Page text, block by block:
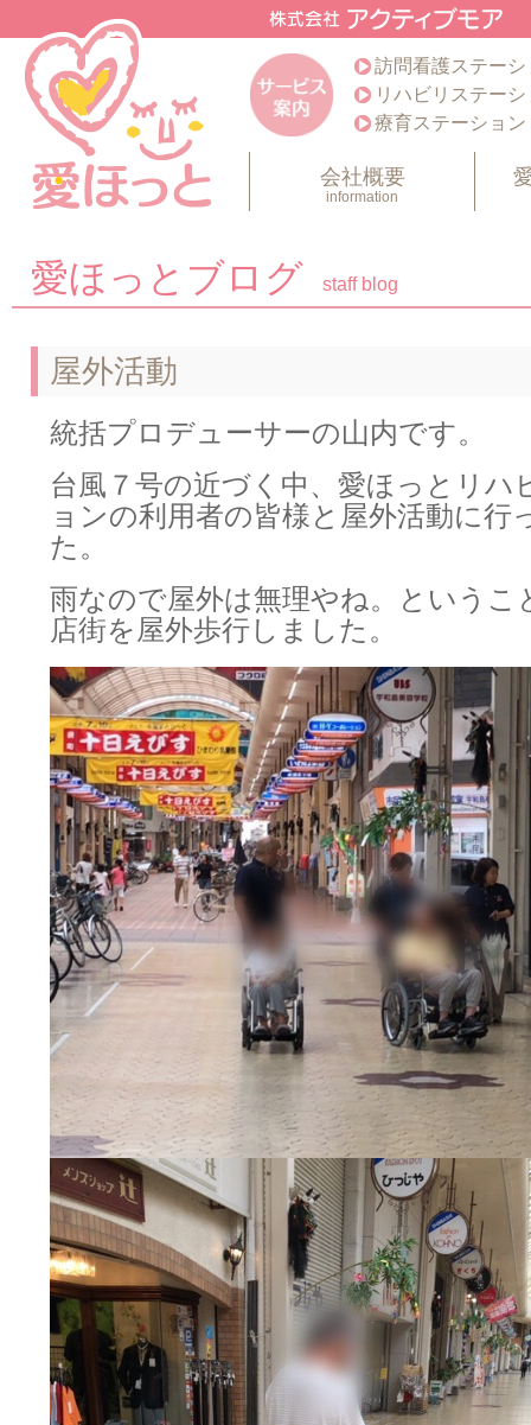
訪問看護ステー
リハビリステー
療育ステーション
会社概要
information
愛ほっとブログ staff blog
屋外活動
統括プロデューサーの山内です。
台風７号の近づく中、愛ほっとリハ
ョンの利用者の皆様と屋外活動に行
た。
雨なので屋外は無理やね。というこ
店街を屋外歩行しました。